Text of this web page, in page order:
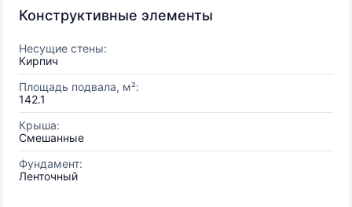
Конструктивные элементы
Несущие стены:
Кирпич
Площадь подвала, м²:
142.1
Крыша:
Смешанные
Фундамент:
Ленточный